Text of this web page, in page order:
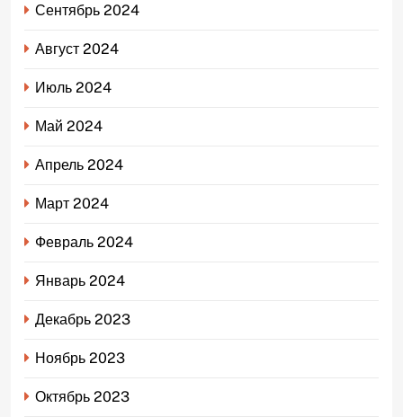
Сентябрь 2024
Август 2024
Июль 2024
Май 2024
Апрель 2024
Март 2024
Февраль 2024
Январь 2024
Декабрь 2023
Ноябрь 2023
Октябрь 2023